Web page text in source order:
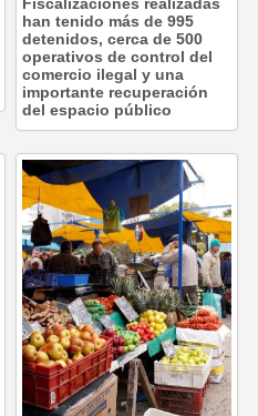
han tenido más de 995
detenidos, cerca de 500
operativos de control del
comercio ilegal y una
importante recuperación
del espacio público